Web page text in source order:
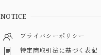
NOTICE
プライバシーポリシー
特定商取引法に基づく表記